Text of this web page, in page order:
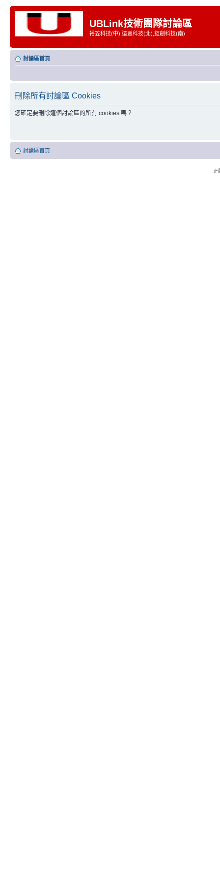
UBLink技術團隊討論區
裕笠科技(中),遠豐科技(北),鉅創科技(南)
討論區首頁
刪除所有討論區 Cookies
您確定要刪除這個討論區的所有 cookies 嗎？
討論區首頁
正